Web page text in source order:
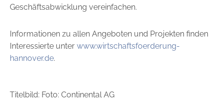
Geschäftsabwicklung vereinfachen.
Informationen zu allen Angeboten und Projekten finden
Interessierte unter www.wirtschaftsfoerderung-
hannover.de.
Titelbild: Foto: Continental AG